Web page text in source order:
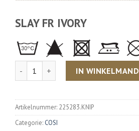
SLAY FR IVORY
Aantal IN WINKELMAND
Artikelnummer: 225283.KNIP
Categorie: COSI